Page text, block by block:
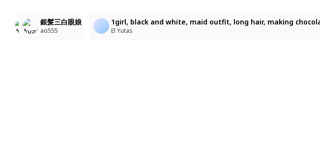
faust\(project_moon\), 1girl, masterpiece, best shadow, beautiful light, color
被布小戦/hifuwoka
faust\(project_moon\), 1girl, masterpiece, best shadow, beautiful light, color
被布小戦/hifuwoka
銀髪三白眼娘
ao555
1girl, black and white, maid outfit, long hair, making
El Yutas